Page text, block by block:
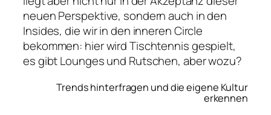
neuen Perspektive, sondern auch in den
Insides, die wir in den inneren Circle
bekommen: hier wird Tischtennis gespielt,
es gibt Lounges und Rutschen, aber wozu?
Trends hinterfragen und die eigene Kultur
erkennen